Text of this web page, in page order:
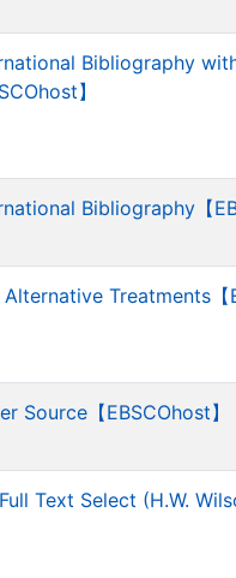
Bibliography
】
Bibliography【
Treatments【
Source【EBSCOhost】
Text Select (H.W.